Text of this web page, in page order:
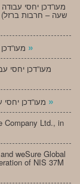
»
»
Company Ltd., in
weSure Global
of NIS 37M